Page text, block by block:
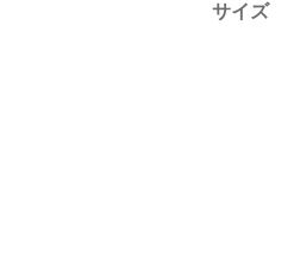
サイズ